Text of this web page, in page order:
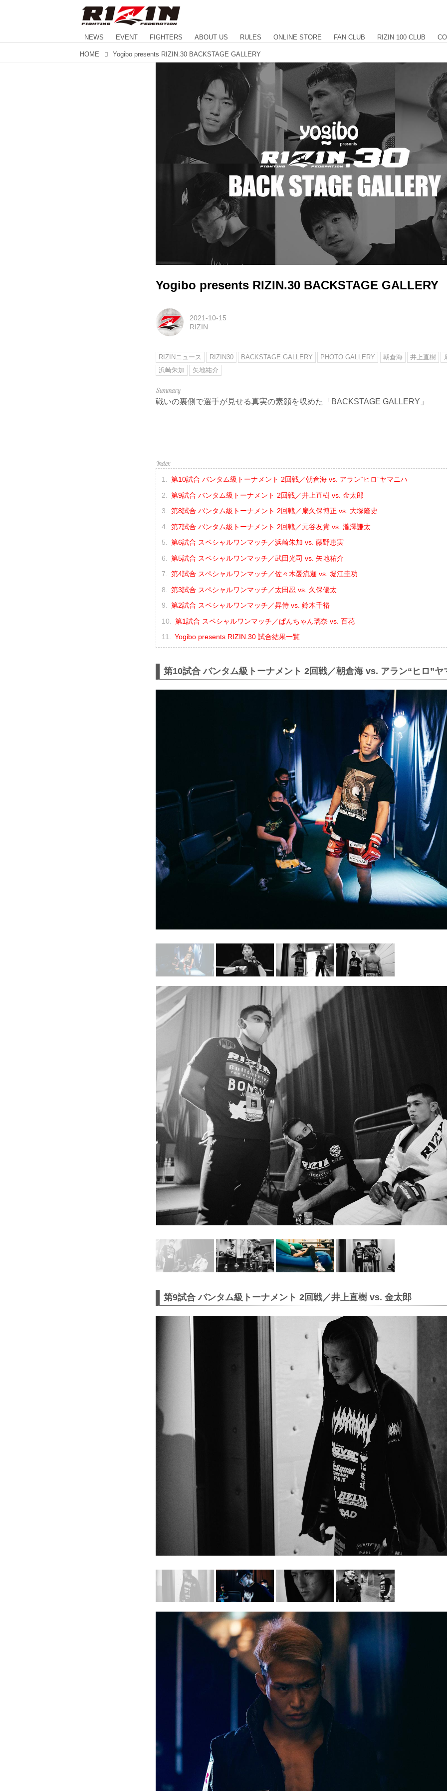
NEWS EVENT FIGHTERS ABOUT US RULES ONLINE STORE FAN CLUB RIZIN 100 CLUB
HOME Yogibo presents RIZIN.30 BACKSTAGE GALLERY
Yogibo presents RIZIN.30 BACKSTAGE GALLERY
2021-10-15
RIZIN
RIZINニュース RIZIN30 BACKSTAGE GALLERY PHOTO GALLERY 朝倉海 井上直樹
浜崎朱加
矢地祐介
戦いの裏側で選手が見せる真実の素顔を収めた「BACKSTAGE GALLERY」
第10試合 バンタム級トーナメント 2回戦／朝倉海 vs. アラン“ヒロ”ヤマニハ
第9試合 バンタム級トーナメント 2回戦／井上直樹 vs. 金太郎
第8試合 バンタム級トーナメント 2回戦／扇久保博正 vs. 大塚隆史
第7試合 バンタム級トーナメント 2回戦／元谷友貴 vs. 瀧澤謙太
第6試合 スペシャルワンマッチ／浜崎朱加 vs. 藤野恵実
第5試合 スペシャルワンマッチ／武田光司 vs. 矢地祐介
第4試合 スペシャルワンマッチ／佐々木憂流迦 vs. 堀江圭功
第3試合 スペシャルワンマッチ／太田忍 vs. 久保優太
第2試合 スペシャルワンマッチ／昇侍 vs. 鈴木千裕
第1試合 スペシャルワンマッチ／ぱんちゃん璃奈 vs. 百花
Yogibo presents RIZIN.30 試合結果一覧
第10試合 バンタム級トーナメント 2回戦／朝倉海 vs. アラン“ヒロ”ヤ
第9試合 バンタム級トーナメント 2回戦／井上直樹 vs. 金太郎